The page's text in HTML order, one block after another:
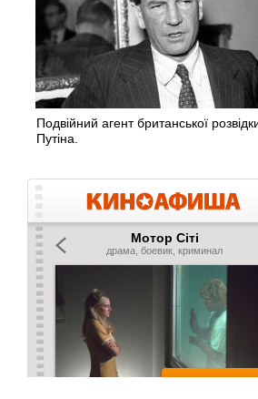
Подвійний агент британської
Путіна.